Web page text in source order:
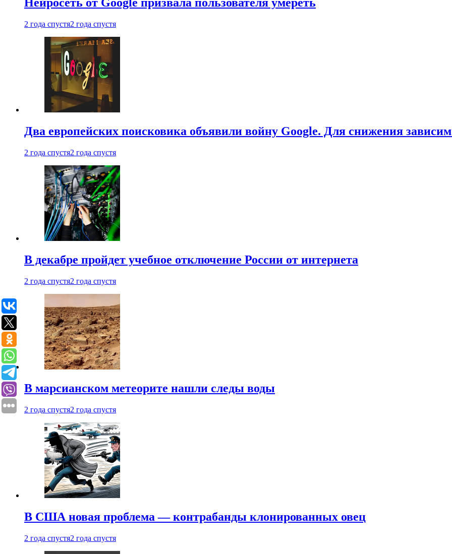
Нейросеть от Google призвала пользователя умереть
2 года спустя2 года спустя
Два европейских поисковика объявили войну Google. Для снижения
2 года спустя2 года спустя
В декабре пройдет учебное отключение России от интернета
2 года спустя2 года спустя
В марсианском метеорите нашли следы воды
2 года спустя2 года спустя
В США новая проблема — контрабанды клонированных овец
2 года спустя2 года спустя